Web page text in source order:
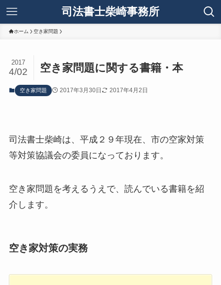
司法書士柴崎事務所
ホーム 空き家問題
空き家問題に関する書籍・本
2017
4/02
空き家問題 2017年3月30日 2017年4月2日
司法書士柴崎は、平成２９年現在、市の空家対策
等対策協議会の委員になっております。
空き家問題を考えるうえで、読んでいる書籍を紹
介します。
空き家対策の実務